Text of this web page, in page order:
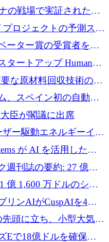
ジェンス プラットフォ
プレシードを調達
の戦場で実証された防
に5,000万ユーロの欧州
ロジェクトの予測スタ
a16z アクセラレータか
ーター賞の受賞者を紹
タートアップ Humanoid
万ドルで評価額 13 億
要な原材料回収技術の拡
確保
、スペイン初の自動木
EU補助金4,800万ユ
臣が閣議に出席
ー駆動エネルギーイン
ーロを調達
が AI を活用したイ
ために 16 万ユーロを確
週刊誌の要約: 27 億ユ
ハイテク資金調達取引
億 1,600 万ドルのシリ
活用した倉庫自動化を
リンAIがCuspAIを4億
で支援
頭に立ち、小型大気質
ンエア政策の中心に据
Eで18億ドルを確保、